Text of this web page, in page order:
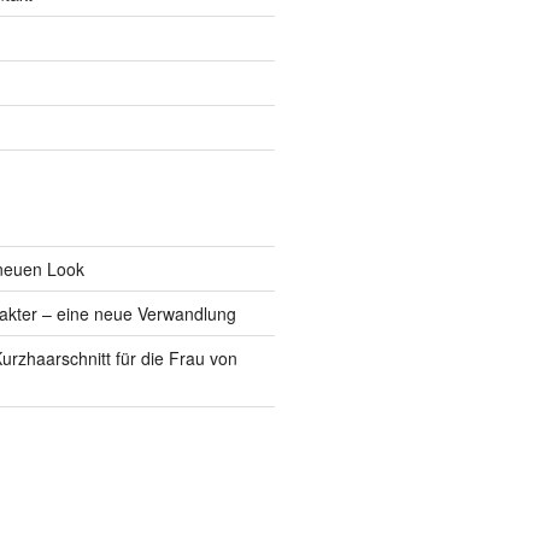
Look
– eine neue Verwandlung
für die Frau von